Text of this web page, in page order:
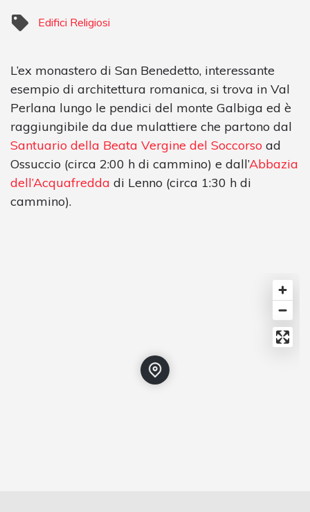
Edifici Religiosi
L’ex monastero di San Benedetto, interessante
esempio di architettura romanica, si trova in Val
Perlana lungo le pendici del monte Galbiga ed è
raggiungibile da due mulattiere che partono dal
Santuario della Beata Vergine del Soccorso ad
Ossuccio (circa 2:00 h di cammino) e dall’Abbazia
dell’Acquafredda di Lenno (circa 1:30 h di
cammino).